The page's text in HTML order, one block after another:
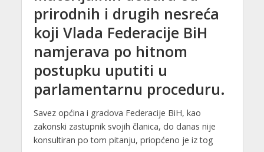
prirodnih i drugih nesreća
koji Vlada Federacije BiH
namjerava po hitnom
postupku uputiti u
parlamentarnu proceduru.
Savez općina i gradova Federacije BiH, kao
zakonski zastupnik svojih članica, do danas nije
konsultiran po tom pitanju, priopćeno je iz tog